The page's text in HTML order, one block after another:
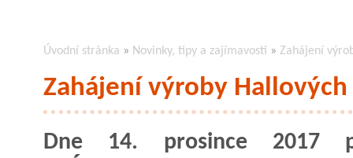
Úvodní stránka » Novinky, tipy a zajímavosti » Zahájení
Zahájení výroby Hallových
Dne 14. prosince 2017